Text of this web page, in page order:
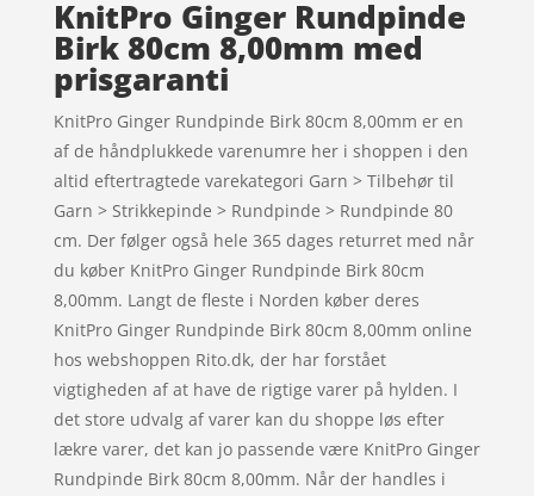
KnitPro Ginger Rundpinde
Birk 80cm 8,00mm med
prisgaranti
KnitPro Ginger Rundpinde Birk 80cm 8,00mm er en
af de håndplukkede varenumre her i shoppen i den
altid eftertragtede varekategori Garn > Tilbehør til
Garn > Strikkepinde > Rundpinde > Rundpinde 80
cm. Der følger også hele 365 dages returret med når
du køber KnitPro Ginger Rundpinde Birk 80cm
8,00mm. Langt de fleste i Norden køber deres
KnitPro Ginger Rundpinde Birk 80cm 8,00mm online
hos webshoppen Rito.dk, der har forstået
vigtigheden af at have de rigtige varer på hylden. I
det store udvalg af varer kan du shoppe løs efter
lækre varer, det kan jo passende være KnitPro Ginger
Rundpinde Birk 80cm 8,00mm. Når der handles i